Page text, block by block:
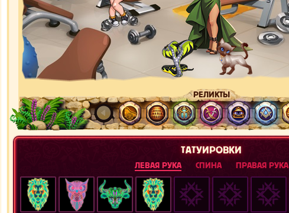
РЕЛИКТЫ
ТАТУИРОВКИ
ЛЕВАЯ РУКА СПИНА ПРАВАЯ РУКА